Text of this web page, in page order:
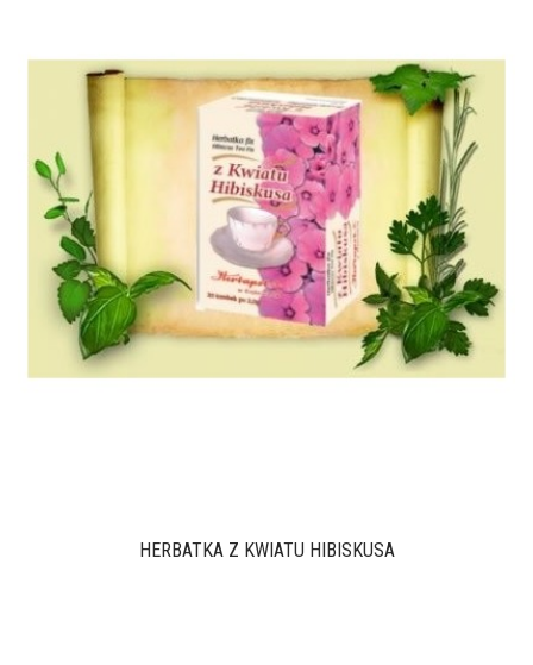
HERBATKA Z KWIATU HIBISKUSA